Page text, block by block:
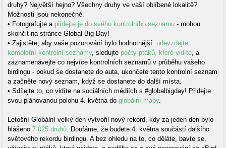
druhy? Největší hejno? Všechny druhy ve vaší oblíbené lokalitě?
Možnosti jsou nekonečné.
• Fotografujte a přidejte je do svého kontrolního seznamu - mohou
skončit na stránce Global Big Day!
• Zajistěte, aby vaše pozorování bylo hodnotnější: odevzdejte
kompletní kontrolní seznamy, sledujte počty ptáků, které vidíte , a
zaznamenávejte co nejvíce kontrolních seznamů v průběhu vašeho
birdingu - pokud se dostanete do auta, ukončete tento kontrolní seznam
a začněte nový seznam, když se dostanete do další místa.
• Sdílejte to, co vidíte na sociálních médiích s #globalbigday! Přidejte
svou plánovanou polohu 4. května do globální mapy.
Letošní Globální velký den vytvořil nový rekord, kdy za jeden den bylo
hlášeno 7 025 druhů . Doufáme, že budete 4. května součástí dalšího
světového rekordu birdingu. A bez ohledu na to, co děláte, bavte se,